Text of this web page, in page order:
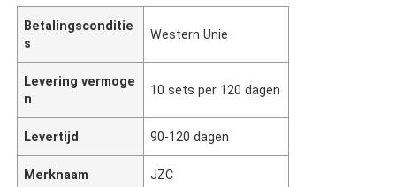
Betalingsconditie
s
Western Unie
Levering vermoge
n
10 sets per 120 dagen
Levertijd 90-120 dagen
Merknaam JZC